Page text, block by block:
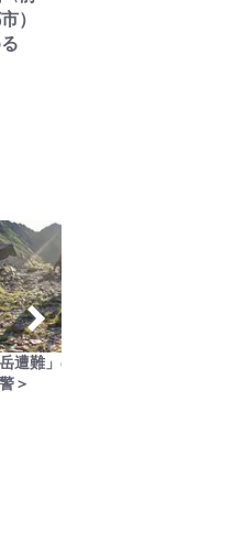
）
岳遭難」のリアル＜山
＞